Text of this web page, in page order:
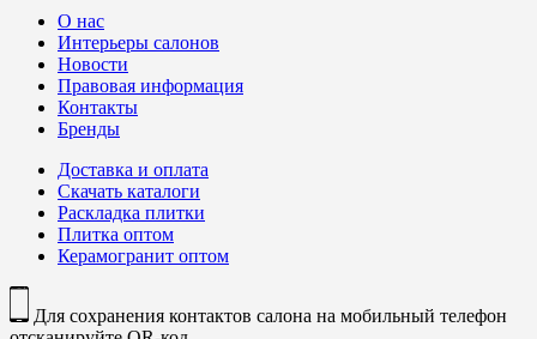
О нас
Интерьеры салонов
Новости
Правовая информация
Контакты
Бренды
Доставка и оплата
Скачать каталоги
Раскладка плитки
Плитка оптом
Керамогранит оптом
Для сохранения контактов салона на мобильный телефон